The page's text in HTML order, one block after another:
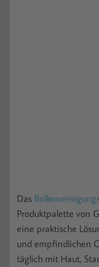
Das
Produktpalette von
eine praktische
und empfindlichen
täglich mit Haut,